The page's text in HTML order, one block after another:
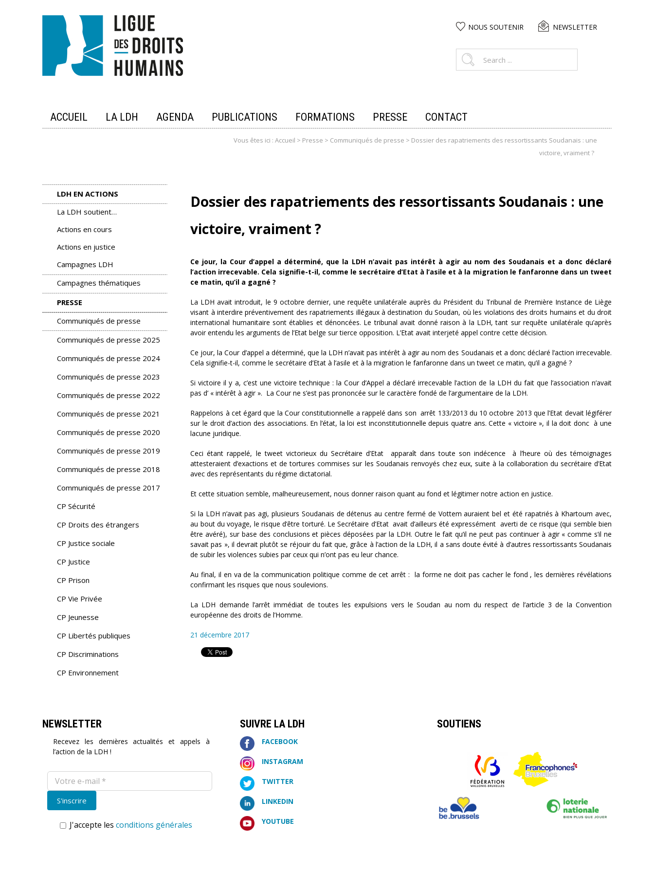
NOUS SOUTENIR NEWSLETTER
ACCUEIL LA LDH AGENDA PUBLICATIONS FORMATIONS PRESSE CONTACT
Vous êtes ici : Accueil > Presse > Communiqués de presse > Dossier des rapatriements des ressortissants Soudanais : une
victoire, vraiment ?
Dossier des rapatriements des ressortissants Soudanais : une
victoire, vraiment ?
Ce jour, la Cour d’appel a déterminé, que la LDH n’avait pas intérêt à agir au nom des Soudanais et a donc déclaré
l’action irrecevable. Cela signifie-t-il, comme le secrétaire d’Etat à l’asile et à la migration le fanfaronne dans un tweet
ce matin, qu’il a gagné ?
La LDH avait introduit, le 9 octobre dernier, une requête unilatérale auprès du Président du Tribunal de Première Instance de Liège
visant à interdire préventivement des rapatriements illégaux à destination du Soudan, où les violations des droits humains et du droit
international humanitaire sont établies et dénoncées. Le tribunal avait donné raison à la LDH, tant sur requête unilatérale qu’après
avoir entendu les arguments de l’Etat belge sur tierce opposition. L’Etat avait interjeté appel contre cette décision.
Ce jour, la Cour d’appel a déterminé, que la LDH n’avait pas intérêt à agir au nom des Soudanais et a donc déclaré l’action irrecevable.
Cela signifie-t-il, comme le secrétaire d’Etat à l’asile et à la migration le fanfaronne dans un tweet ce matin, qu’il a gagné ?
Si victoire il y a, c’est une victoire technique : la Cour d’Appel a déclaré irrecevable l’action de la LDH du fait que l’association n’avait
pas d’ « intérêt à agir ». La Cour ne s’est pas prononcée sur le caractère fondé de l’argumentaire de la LDH.
Rappelons à cet égard que la Cour constitutionnelle a rappelé dans son arrêt 133/2013 du 10 octobre 2013 que l’Etat devait légiférer
sur le droit d’action des associations. En l’état, la loi est inconstitutionnelle depuis quatre ans. Cette « victoire », il la doit donc à une
lacune juridique.
Ceci étant rappelé, le tweet victorieux du Secrétaire d’Etat apparaît dans toute son indécence à l’heure où des témoignages
attesteraient d’exactions et de tortures commises sur les Soudanais renvoyés chez eux, suite à la collaboration du secrétaire d’Etat
avec des représentants du régime dictatorial.
Et cette situation semble, malheureusement, nous donner raison quant au fond et légitimer notre action en justice.
Si la LDH n’avait pas agi, plusieurs Soudanais de détenus au centre fermé de Vottem auraient bel et été rapatriés à Khartoum avec,
au bout du voyage, le risque d’être torturé. Le Secrétaire d’Etat avait d’ailleurs été expressément averti de ce risque (qui semble bien
être avéré), sur base des conclusions et pièces déposées par la LDH. Outre le fait qu’il ne peut pas continuer à agir « comme s’il ne
savait pas », il devrait plutôt se réjouir du fait que, grâce à l’action de la LDH, il a sans doute évité à d’autres ressortissants Soudanais
de subir les violences subies par ceux qui n’ont pas eu leur chance.
Au final, il en va de la communication politique comme de cet arrêt : la forme ne doit pas cacher le fond , les dernières révélations
confirmant les risques que nous soulevions.
La LDH demande l’arrêt immédiat de toutes les expulsions vers le Soudan au nom du respect de l’article 3 de la Convention
européenne des droits de l’Homme.
21 décembre 2017
LDH EN ACTIONS
La LDH soutient…
Actions en cours
Actions en justice
Campagnes LDH
Campagnes thématiques
PRESSE
Communiqués de presse
Communiqués de presse 2025
Communiqués de presse 2024
Communiqués de presse 2023
Communiqués de presse 2022
Communiqués de presse 2021
Communiqués de presse 2020
Communiqués de presse 2019
Communiqués de presse 2018
Communiqués de presse 2017
CP Sécurité
CP Droits des étrangers
CP Justice sociale
CP Justice
CP Prison
CP Vie Privée
CP Jeunesse
CP Libertés publiques
CP Discriminations
CP Environnement
NEWSLETTER
Recevez les dernières actualités et appels à
l’action de la LDH !
J'accepte les conditions générales
SUIVRE LA LDH
FACEBOOK
INSTAGRAM
TWITTER
LINKEDIN
YOUTUBE
SOUTIENS